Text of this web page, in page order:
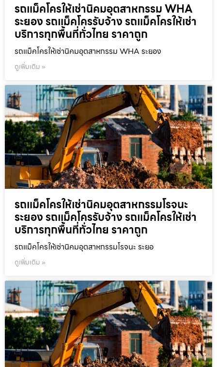
รถแม็คโครให้เช่านิคมอุตสาหกรรม WHA
ระยอง รถแม็คโครรับจ้าง รถแม็คโครให้เช่า
บริการทุกพื้นที่ทั่วไทย ราคาถูก
รถแม็คโครให้เช่านิคมอุตสาหกรรม WHA ระยอง
ดูเพิ่มเติม »
รถแม็คโครให้เช่านิคมอุตสาหกรรมโรจนะ
ระยอง รถแม็คโครรับจ้าง รถแม็คโครให้เช่า
บริการทุกพื้นที่ทั่วไทย ราคาถูก
รถแม็คโครให้เช่านิคมอุตสาหกรรมโรจนะ ระยอ
ดูเพิ่มเติม »